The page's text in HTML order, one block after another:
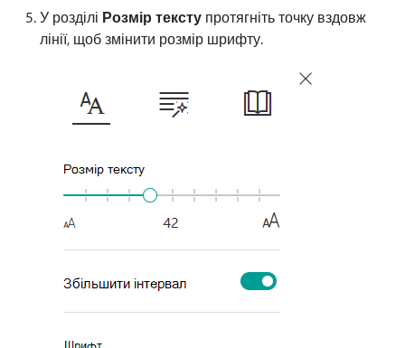
У розділі Розмір тексту протягніть точку вздовж
лінії, щоб змінити розмір шрифту.